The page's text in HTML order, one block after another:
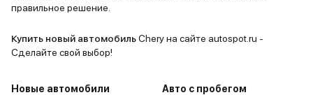
с места,
правильное решение.
Купить новый автомобильChery на сайте autospot.ru -
Сделайте свой выбор!
Новые автомобили
Авто с пробегом